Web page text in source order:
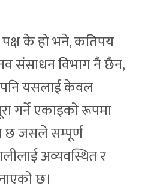
के हो भने, कतिपय
संसाधन विभाग नै छैन,
पनि यसलाई केवल
गर्ने एकाइको रूपमा
छ जसले सम्पूर्ण
अव्यवस्थित र
छ।